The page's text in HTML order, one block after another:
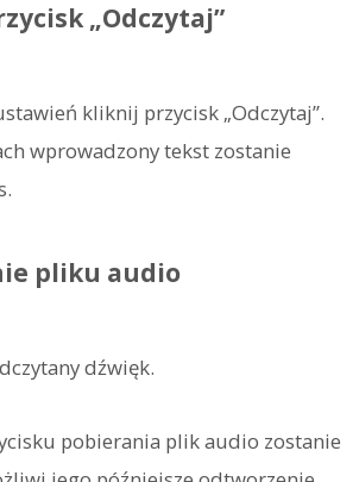
„Odczytaj”
kliknij przycisk „Odczytaj”.
wprowadzony tekst zostanie
pliku audio
dźwięk.
pobierania plik audio zostanie